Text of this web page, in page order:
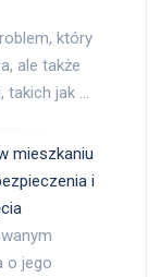
który
ale także
takich jak …
mieszkaniu
i
o jego